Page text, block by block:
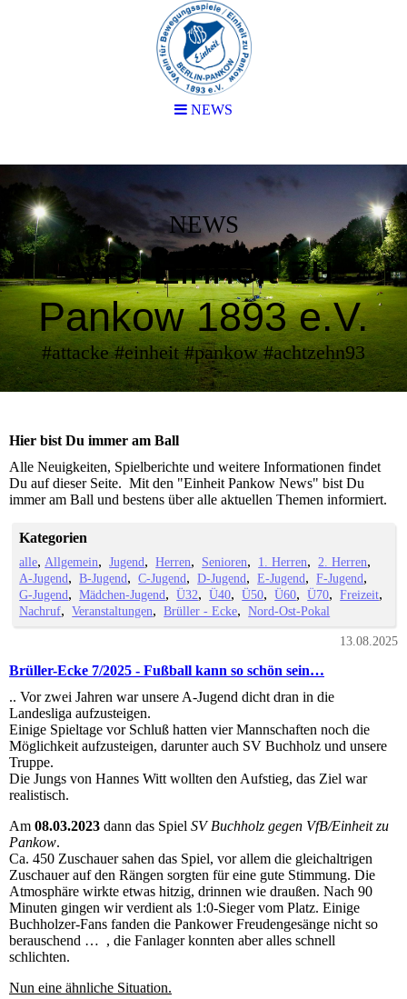
NEWS
VfB Einheit zu
Pankow 1893 e.V.
#attacke #einheit #pankow #achtzehn93
Hier bist Du immer am Ball
Alle Neuigkeiten, Spielberichte und weitere Informationen findet
Du auf dieser Seite. Mit den "Einheit Pankow News" bist Du
immer am Ball und bestens über alle aktuellen Themen informiert.
Kategorien
alle Allgemein Jugend Herren Senioren 1. Herren
2. Herren
A-Jugend
B-Jugend C-Jugend D-Jugend E-Jugend
F-Jugend
G-Jugend
Mädchen-Jugend Ü32 Ü40 Ü50 Ü60 Ü70
Freizeit
Nachruf
Veranstaltungen Brüller - Ecke Nord-Ost-Pokal
13.08.2025
Brüller-Ecke 7/2025 - Fußball kann so schön sein…
.. Vor zwei Jahren war unsere A-Jugend dicht dran in die
Landesliga aufzusteigen.
Einige Spieltage vor Schluß hatten vier Mannschaften noch die
Möglichkeit aufzusteigen, darunter auch SV Buchholz und unsere
Truppe.
Die Jungs von Hannes Witt wollten den Aufstieg, das Ziel war
realistisch.
Am 08.03.2023 dann das Spiel SV Buchholz gegen VfB/Einheit zu
Pankow.
Ca. 450 Zuschauer sahen das Spiel, vor allem die gleichaltrigen
Zuschauer auf den Rängen sorgten für eine gute Stimmung. Die
Atmosphäre wirkte etwas hitzig, drinnen wie draußen. Nach 90
Minuten gingen wir verdient als 1:0-Sieger vom Platz. Einige
Buchholzer-Fans fanden die Pankower Freudengesänge nicht so
berauschend … , die Fanlager konnten aber alles schnell
schlichten.
Nun eine ähnliche Situation.
NEWS